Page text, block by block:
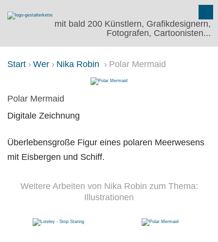
mit bald 200 Künstlern, Grafikdesignern,
Fotografen, Cartoonisten...
Start Wer Nika Robin Polar Mermaid
POLAR MERMAID
Polar Mermaid
Digitale Zeichnung
Überlebensgroße Figur eines polaren Meerwesens
mit Eisbergen und Schiff.
Weitere Arbeiten von Nika Robin zum Thema:
Illustrationen